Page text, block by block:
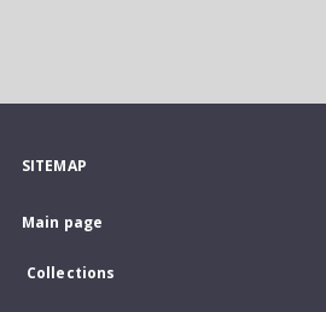
SITEMAP
Main page
Collections